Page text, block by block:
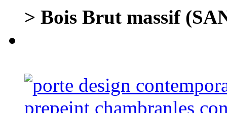
> Bois Brut massif